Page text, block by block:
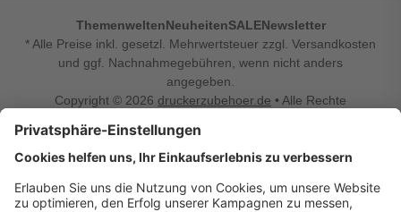
ThemenweltenNeuheitenSALENewsletter
* Alle Preise inkl. gesetzl. Mehrwertsteuer zzgl. Versandkosten
und ggf. Nachnahmegebühren, wenn nicht anders
angegeben.
Copyright © 2026 druckerzubehoer.de • Alle Rechte
Vertrag widerrufen
Druckerzubehoer.de – preiswerte Qualität für Ihr Office
Sie sind auf der Suche nach dem passenden Druckerzubehör
oder Zubehör für das Büro, den Computer oder Ihr